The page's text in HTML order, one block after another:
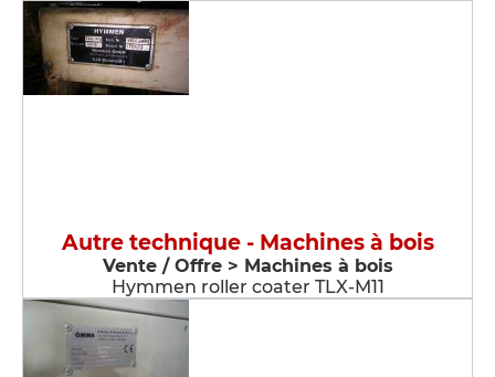
Autre technique - Machines à bois
Vente / Offre > Machines à bois
Hymmen roller coater TLX-M11